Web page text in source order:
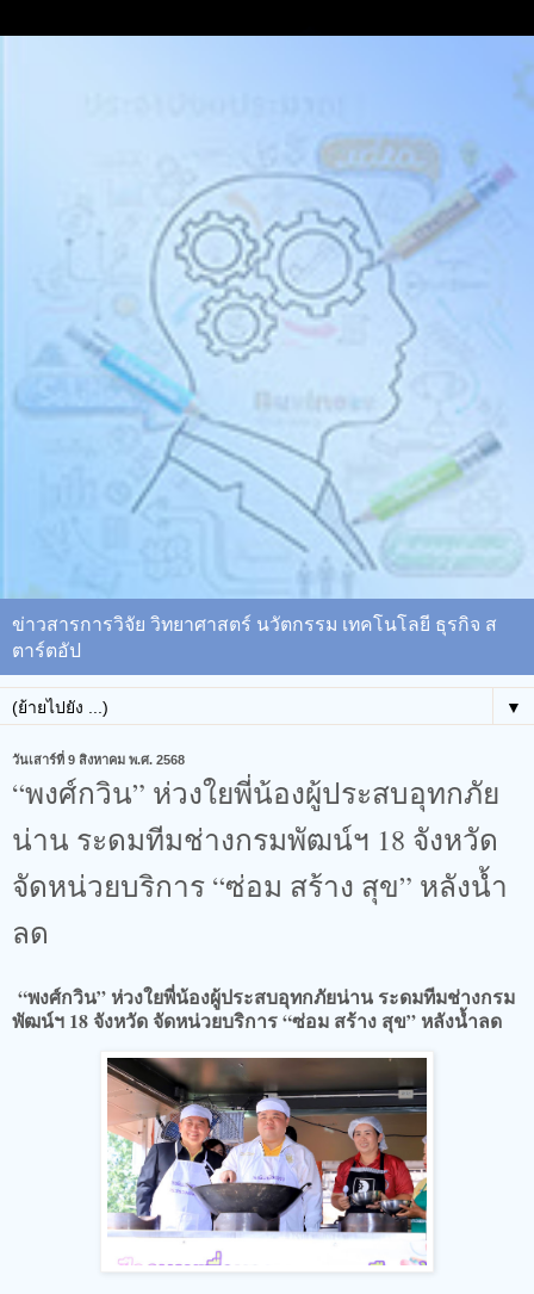
ข่าวสารการวิจัย วิทยาศาสตร์ นวัตกรรม เทคโนโลยี ธุรกิจ ส
ตาร์ตอัป
▼
วันเสาร์ที่ 9 สิงหาคม พ.ศ. 2568
“พงศ์กวิน” ห่วงใยพี่น้องผู้ประสบอุทกภัย
น่าน ระดมทีมช่างกรมพัฒน์ฯ 18 จังหวัด
จัดหน่วยบริการ “ซ่อม สร้าง สุข” หลังน้ำ
ลด
“พงศ์กวิน” ห่วงใยพี่น้องผู้ประสบอุทกภัยน่าน ระดมทีมช่างกรม
พัฒน์ฯ 18 จังหวัด จัดหน่วยบริการ “ซ่อม สร้าง สุข” หลังน้ำลด